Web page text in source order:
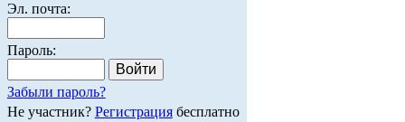
Эл. почта:
Пароль:
Забыли пароль?
Не участник? Регистрациябесплатно